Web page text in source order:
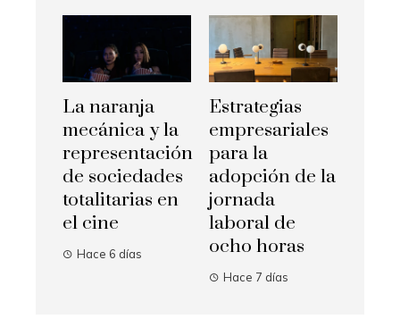
La naranja
mecánica y la
representación
de sociedades
totalitarias en
el cine
Hace 6 días
Estrategias
empresariales
para la
adopción de la
jornada
laboral de
ocho horas
Hace 7 días